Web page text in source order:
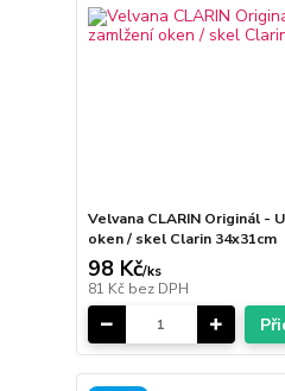
Velvana CLARIN Originál -
oken / skel Clarin 34x31cm
98 Kč/ks
81 Kč bez DPH